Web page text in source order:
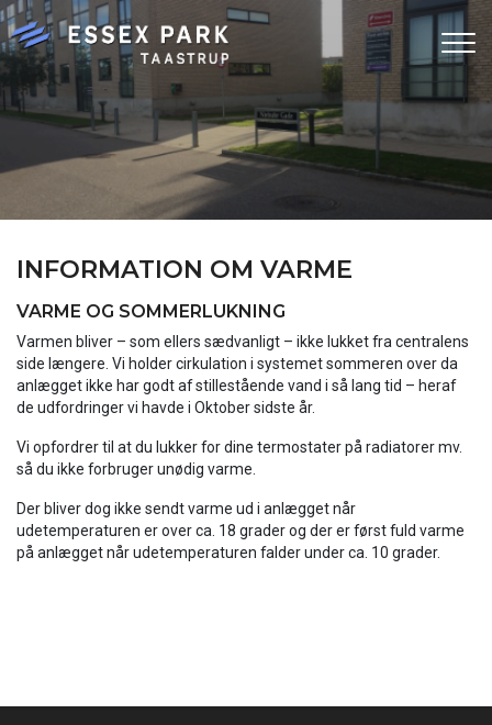
Gå
til
hovedindhold
INFORMATION OM VARME
VARME OG SOMMERLUKNING
Varmen bliver – som ellers sædvanligt – ikke lukket fra centralens
side længere. Vi holder cirkulation i systemet sommeren over da
anlægget ikke har godt af stillestående vand i så lang tid – heraf
de udfordringer vi havde i Oktober sidste år.
Vi opfordrer til at du lukker for dine termostater på radiatorer mv.
så du ikke forbruger unødig varme.
Der bliver dog ikke sendt varme ud i anlægget når
udetemperaturen er over ca. 18 grader og der er først fuld varme
på anlægget når udetemperaturen falder under ca. 10 grader.